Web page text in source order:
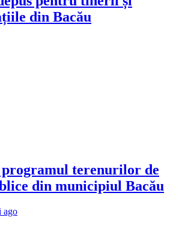
din Bacău
terenurilor de
din municipiul Bacău
ago